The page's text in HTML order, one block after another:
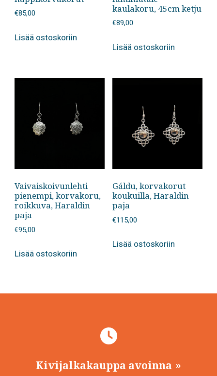
€85,00
Lisää ostoskoriin
kaulakoru, 45cm ketju
€89,00
Lisää ostoskoriin
Vaivaiskoivunlehti
pienempi, korvakoru,
roikkuva, Haraldin
paja
€95,00
Lisää ostoskoriin
Gáldu, korvakorut
koukuilla, Haraldin
paja
€115,00
Lisää ostoskoriin
Kivijalkakauppa avoinna